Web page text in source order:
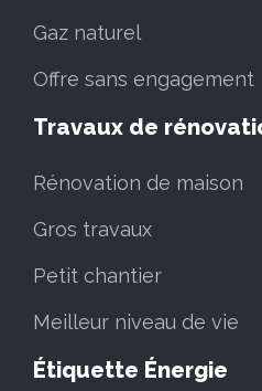
Gaz naturel
Offre sans engagement
Travaux de
Rénovation de maison
Gros travaux
Petit chantier
Meilleur niveau de vie
Étiquette Énergie